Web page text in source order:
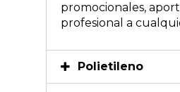
promocionales,
profesional a
Polietileno